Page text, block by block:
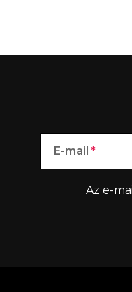
E-mail
Az e-